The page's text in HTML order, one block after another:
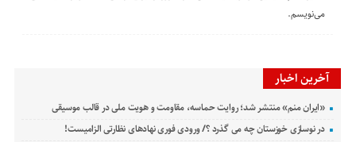
می‌نویسم.
آخرین اخبار
«ایران منم» منتشر شد؛ روایت حماسه، مقاومت و هویت ملی در قالب موسیقی
در نوسازی خوزستان چه می گذرد ؟/ ورودی فوری نهادهای نظارتی الزامیست!